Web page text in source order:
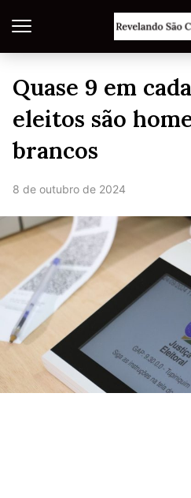
Quase 9 em
eleitos são
brancos
8 de outubro de 2024